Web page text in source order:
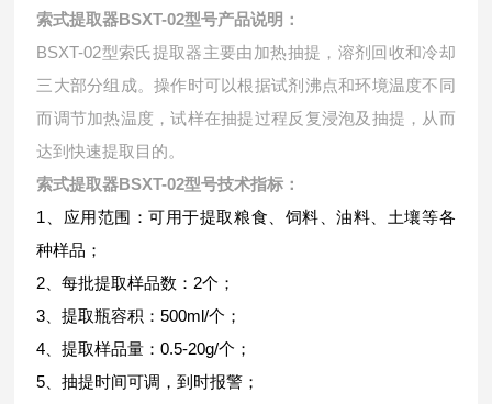
索式提取器BSXT-02型号产品说明：
BSXT-02型索氏提取器主要由加热抽提，溶剂回收和冷却
三大部分组成。操作时可以根据试剂沸点和环境温度不同
而调节加热温度，试样在抽提过程反复浸泡及抽提，从而
达到快速提取目的。
索式提取器BSXT-02型号技术指标：
1、应用范围：可用于提取粮食、饲料、油料、土壤等各
种样品；
2、每批提取样品数：2个；
3、提取瓶容积：500ml/个；
4、提取样品量：0.5-20g/个；
5、抽提时间可调，到时报警；